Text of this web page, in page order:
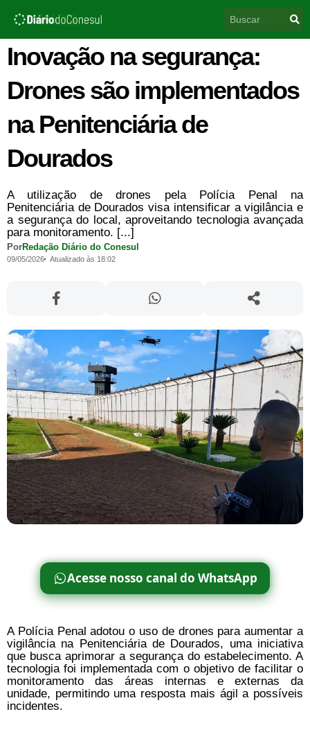
para
conteúdo
Inovação na segurança:
Drones são implementados
na Penitenciária de
Dourados
A utilização de drones pela Polícia Penal na
Penitenciária de Dourados visa intensificar a vigilância e
a segurança do local, aproveitando tecnologia avançada
para monitoramento. [...]
PorRedação Diário do Conesul
09/05/2026 Atualizado às 18:02
Acesse nosso canal do WhatsApp
A Polícia Penal adotou o uso de drones para aumentar a
vigilância na Penitenciária de Dourados, uma iniciativa
que busca aprimorar a segurança do estabelecimento. A
tecnologia foi implementada com o objetivo de facilitar o
monitoramento das áreas internas e externas da
unidade, permitindo uma resposta mais ágil a possíveis
incidentes.